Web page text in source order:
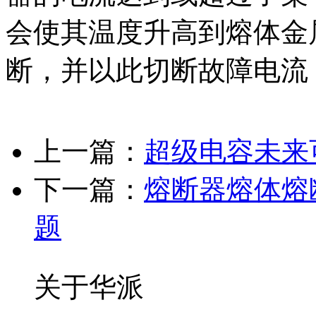
会使其温度升高到熔体
断，并以此切断故障电
上一篇： 超级电容未
下一篇： 熔断器熔体
题
关于华派